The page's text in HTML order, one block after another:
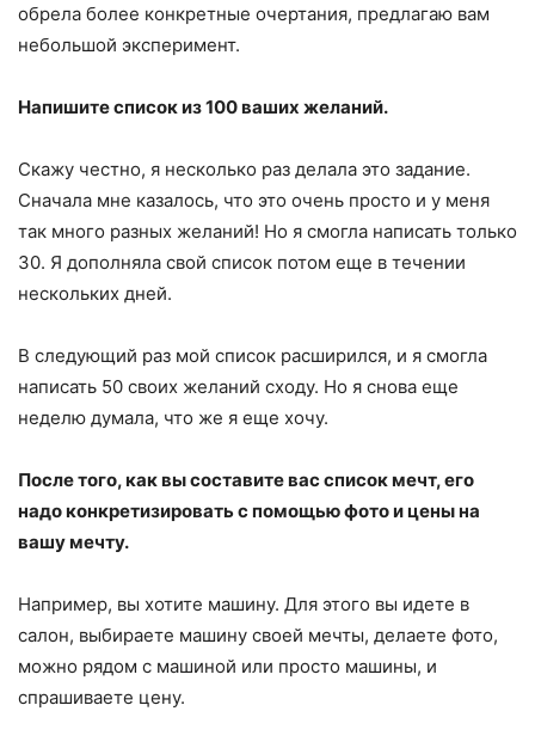
обрела более конкретные очертания, предлагаю вам
небольшой эксперимент.
Напишите список из 100 ваших желаний.
Скажу честно, я несколько раз делала это задание.
Сначала мне казалось, что это очень просто и у меня
так много разных желаний! Но я смогла написать только
30. Я дополняла свой список потом еще в течении
нескольких дней.
В следующий раз мой список расширился, и я смогла
написать 50 своих желаний сходу. Но я снова еще
неделю думала, что же я еще хочу.
После того, как вы составите вас список мечт, его
надо конкретизировать с помощью фото и цены на
вашу мечту.
Например, вы хотите машину. Для этого вы идете в
салон, выбираете машину своей мечты, делаете фото,
можно рядом с машиной или просто машины, и
спрашиваете цену.